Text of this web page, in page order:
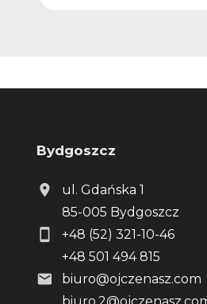
Bydgoszcz
ul. Gdańska 1
85-005 Bydgoszcz
+48 (52) 321-10-46
+48 501 494 815
biuro@ojczenasz.com